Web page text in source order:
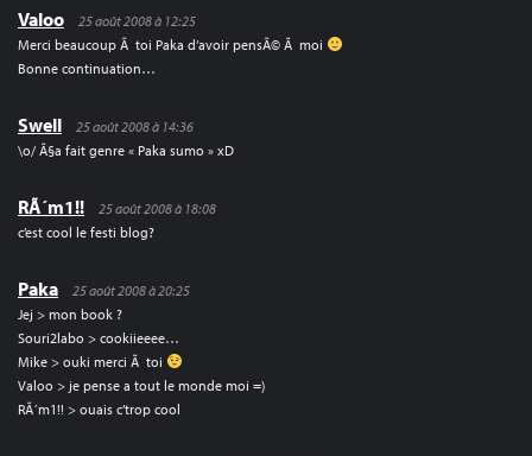
Valoo
25 août 2008 à 12:25
Merci beaucoup Ã toi Paka d’avoir pensÃ© Ã moi
Bonne continuation…
Swell
25 août 2008 à 14:36
\o/ Ã§a fait genre « Paka sumo » xD
RÃ´m1!!
25 août 2008 à 18:08
c’est cool le festi blog?
Paka
25 août 2008 à 20:25
Jej > mon book ?
Souri2labo > cookiieeee…
Mike > ouki merci Ã toi
Valoo > je pense a tout le monde moi =)
RÃ´m1!! > ouais c’trop cool